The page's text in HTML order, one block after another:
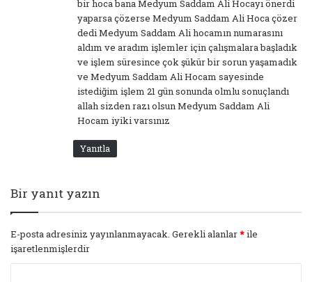
:
bir hoca bana Medyum Saddam Ali Hocayı önerdi
yaparsa çözerse Medyum Saddam Ali Hoca çözer
dedi Medyum Saddam Ali hocamın numarasını
aldım ve aradım işlemler için çalışmalara başladık
ve işlem süresince çok şükür bir sorun yaşamadık
ve Medyum Saddam Ali Hocam sayesinde
istediğim işlem 21 gün sonunda olmlu sonuçlandı
allah sizden razı olsun Medyum Saddam Ali
Hocam iyiki varsınız
Yanıtla
Bir yanıt yazın
E-posta adresiniz yayınlanmayacak. Gerekli alanlar*ile
işaretlenmişlerdir